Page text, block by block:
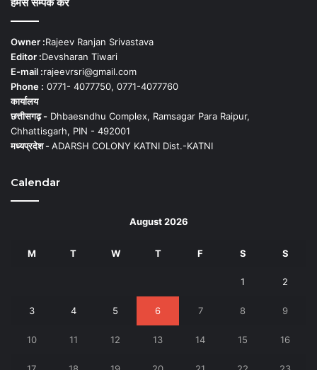
Owner :Rajeev Ranjan Srivastava
Editor :Devsharan Tiwari
E-mail :rajeevrsri@gmail.com
Phone : 0771- 4077750, 0771-4077760
कार्यालय
छत्तीसगढ़ - Dhbaesndhu Complex, Ramsagar Para Raipur,
Chhattisgarh, PIN - 492001
मध्यप्रदेश -ADARSH COLONY KATNI Dist.-KATNI
Calendar
August 2026
M T W T F S S
1 2
3 4 5 6 7 8 9
10 11 12 13 14 15 16